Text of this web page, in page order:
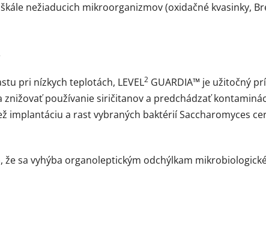
nežiaducich mikroorganizmov (oxidačné kvasinky,
pri nízkych teplotách, LEVEL2 GUARDIA™ je užitočný
používanie siričitanov a predchádzať
implantáciu a rast vybraných baktérií Saccharomyces
že sa vyhýba organoleptickým odchýlkam